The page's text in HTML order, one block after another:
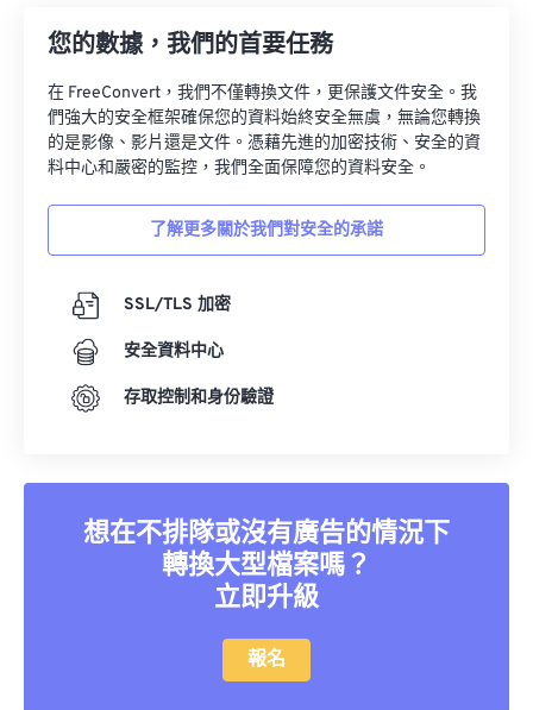
您的數據，我們的首要任務
在 FreeConvert，我們不僅轉換文件，更保護文件安全。我
們強大的安全框架確保您的資料始終安全無虞，無論您轉換
的是影像、影片還是文件。憑藉先進的加密技術、安全的資
料中心和嚴密的監控，我們全面保障您的資料安全。
了解更多關於我們對安全的承諾
SSL/TLS 加密
安全資料中心
存取控制和身份驗證
想在不排隊或沒有廣告的情況下
轉換大型檔案嗎？
立即升級
報名